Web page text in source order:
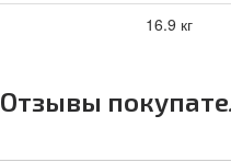
16.9 кг
Отзывы